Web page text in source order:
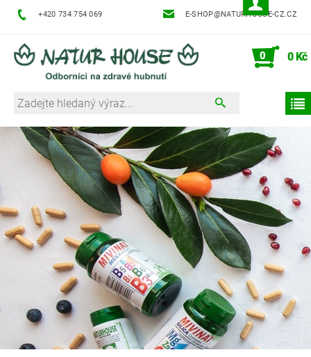
+420 734 754 069 E-SHOP@NATURHOUSE-CZ.CZ
0 0 Kč